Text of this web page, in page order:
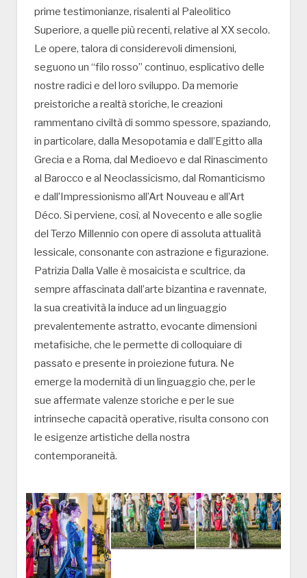
prime testimonianze, risalenti al Paleolitico
Superiore, a quelle più recenti, relative al XX secolo.
Le opere, talora di considerevoli dimensioni,
seguono un “filo rosso” continuo, esplicativo delle
nostre radici e del loro sviluppo. Da memorie
preistoriche a realtà storiche, le creazioni
rammentano civiltà di sommo spessore, spaziando,
in particolare, dalla Mesopotamia e dall’Egitto alla
Grecia e a Roma, dal Medioevo e dal Rinascimento
al Barocco e al Neoclassicismo, dal Romanticismo
e dall’Impressionismo all’Art Nouveau e all’Art
Déco. Si perviene, così, al Novecento e alle soglie
del Terzo Millennio con opere di assoluta attualità
lessicale, consonante con astrazione e figurazione.
Patrizia Dalla Valle è mosaicista e scultrice, da
sempre affascinata dall’arte bizantina e ravennate,
la sua creatività la induce ad un linguaggio
prevalentemente astratto, evocante dimensioni
metafisiche, che le permette di colloquiare di
passato e presente in proiezione futura. Ne
emerge la modernità di un linguaggio che, per le
sue affermate valenze storiche e per le sue
intrinseche capacità operative, risulta consono con
le esigenze artistiche della nostra
contemporaneità.